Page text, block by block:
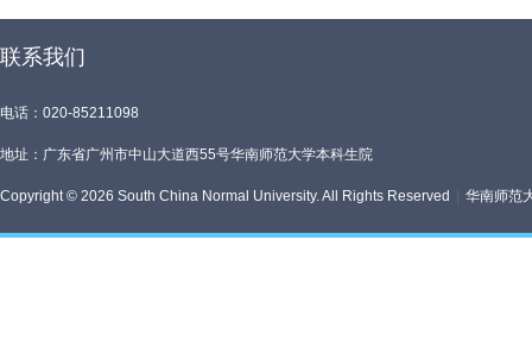
联系我们
电话：020-85211098
地址：广东省广州市中山大道西55号华南师范大学本科生院
Copyright © 2026 South China Normal University. All Rights Reserved 华南师范